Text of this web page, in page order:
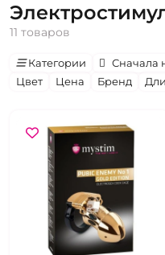
11 товаров
Категории Сначала
Цвет
Цена Бренд